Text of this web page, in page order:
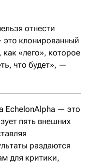
отнести
это клонированный
«лего», которое
что будет», —
EchelonAlpha — это
пять внешних
раздаются
для критики,